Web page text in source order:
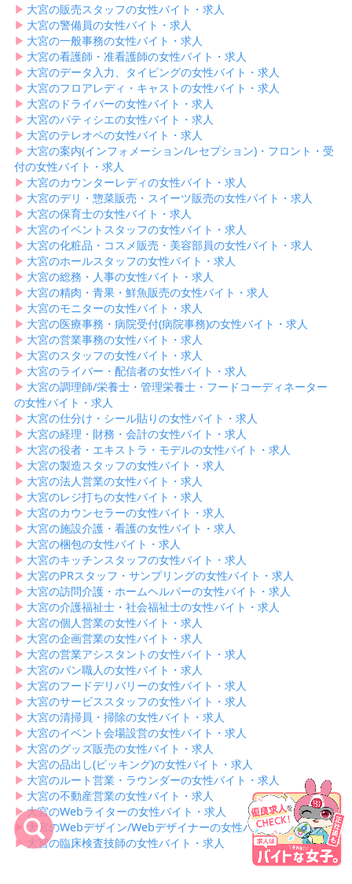
▶︎ 大宮の販売スタッフの女性バイト・求人
▶︎ 大宮の警備員の女性バイト・求人
▶︎ 大宮の一般事務の女性バイト・求人
▶︎ 大宮の看護師・准看護師の女性バイト・求人
▶︎ 大宮のデータ入力、タイピングの女性バイト・求人
▶︎ 大宮のフロアレディ・キャストの女性バイト・求人
▶︎ 大宮のドライバーの女性バイト・求人
▶︎ 大宮のパティシエの女性バイト・求人
▶︎ 大宮のテレオペの女性バイト・求人
▶︎ 大宮の案内(インフォメーション/レセプション)・フロント・受
付の女性バイト・求人
▶︎ 大宮のカウンターレディの女性バイト・求人
▶︎ 大宮のデリ・惣菜販売・スイーツ販売の女性バイト・求人
▶︎ 大宮の保育士の女性バイト・求人
▶︎ 大宮のイベントスタッフの女性バイト・求人
▶︎ 大宮の化粧品・コスメ販売・美容部員の女性バイト・求人
▶︎ 大宮のホールスタッフの女性バイト・求人
▶︎ 大宮の総務・人事の女性バイト・求人
▶︎ 大宮の精肉・青果・鮮魚販売の女性バイト・求人
▶︎ 大宮のモニターの女性バイト・求人
▶︎ 大宮の医療事務・病院受付(病院事務)の女性バイト・求人
▶︎ 大宮の営業事務の女性バイト・求人
▶︎ 大宮のスタッフの女性バイト・求人
▶︎ 大宮のライバー・配信者の女性バイト・求人
▶︎ 大宮の調理師/栄養士・管理栄養士・フードコーディネーター
の女性バイト・求人
▶︎ 大宮の仕分け・シール貼りの女性バイト・求人
▶︎ 大宮の経理・財務・会計の女性バイト・求人
▶︎ 大宮の役者・エキストラ・モデルの女性バイト・求人
▶︎ 大宮の製造スタッフの女性バイト・求人
▶︎ 大宮の法人営業の女性バイト・求人
▶︎ 大宮のレジ打ちの女性バイト・求人
▶︎ 大宮のカウンセラーの女性バイト・求人
▶︎ 大宮の施設介護・看護の女性バイト・求人
▶︎ 大宮の梱包の女性バイト・求人
▶︎ 大宮のキッチンスタッフの女性バイト・求人
▶︎ 大宮のPRスタッフ・サンプリングの女性バイト・求人
▶︎ 大宮の訪問介護・ホームヘルパーの女性バイト・求人
▶︎ 大宮の介護福祉士・社会福祉士の女性バイト・求人
▶︎ 大宮の個人営業の女性バイト・求人
▶︎ 大宮の企画営業の女性バイト・求人
▶︎ 大宮の営業アシスタントの女性バイト・求人
▶︎ 大宮のパン職人の女性バイト・求人
▶︎ 大宮のフードデリバリーの女性バイト・求人
▶︎ 大宮のサービススタッフの女性バイト・求人
▶︎ 大宮の清掃員・掃除の女性バイト・求人
▶︎ 大宮のイベント会場設営の女性バイト・求人
▶︎ 大宮のグッズ販売の女性バイト・求人
▶︎ 大宮の品出し(ピッキング)の女性バイト・求人
▶︎ 大宮のルート営業・ラウンダーの女性バイト・求人
▶︎ 大宮の不動産営業の女性バイト・求人
▶︎大宮のWebライターの女性バイト・求人
▶︎大宮のWebデザイン/Webデザイナーの女性バイト・求人
▶︎ 大宮の臨床検査技師の女性バイト・求人